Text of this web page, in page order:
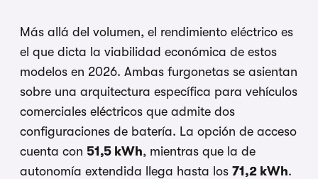
Más allá del volumen, el rendimiento eléctrico es
el que dicta la viabilidad económica de estos
modelos en 2026. Ambas furgonetas se asientan
sobre una arquitectura específica para vehículos
comerciales eléctricos que admite dos
configuraciones de batería. La opción de acceso
cuenta con 51,5 kWh, mientras que la de
autonomía extendida llega hasta los 71,2 kWh.